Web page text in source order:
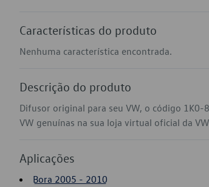
Características do produto
Nenhuma característica encontrada.
Descrição do produto
Difusor original para seu VW, o código
VW genuínas na sua loja virtual oficial da
Aplicações
Bora 2005 - 2010